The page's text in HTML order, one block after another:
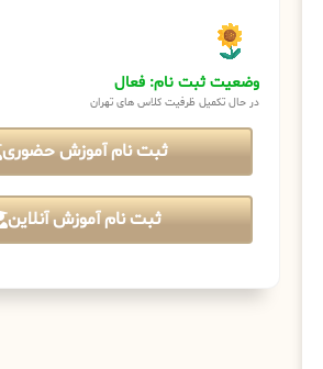
وضعیت ثبت نام: فعال
در حال تکمیل ظرفیت کلاس های تهران
ثبت نام آموزش حضوری
ثبت نام آموزش آنلاین